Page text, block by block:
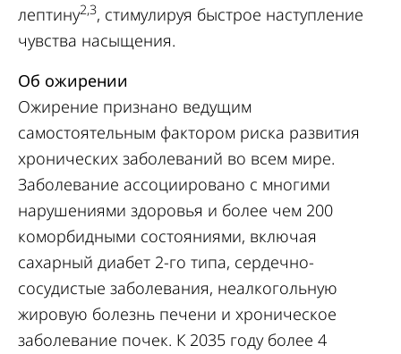
лептину2,3, стимулируя быстрое наступление
чувства насыщения.
Об ожирении
Ожирение признано ведущим
самостоятельным фактором риска развития
хронических заболеваний во всем мире.
Заболевание ассоциировано с многими
нарушениями здоровья и более чем 200
коморбидными состояниями, включая
сахарный диабет 2-го типа, сердечно-
сосудистые заболевания, неалкогольную
жировую болезнь печени и хроническое
заболевание почек. К 2035 году более 4